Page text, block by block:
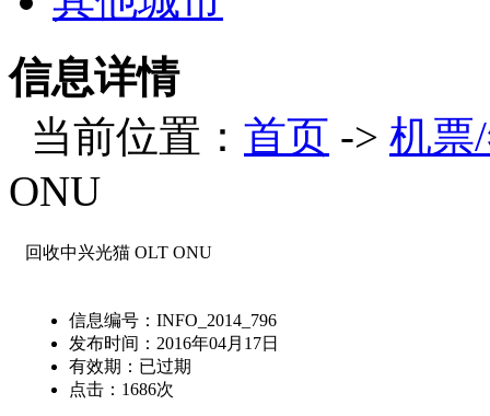
信息详情
当前位置： 首页 -> 机票
ONU
回收中兴光猫 OLT ONU
信息编号： INFO_2014_796
发布时间： 2016年04月17日
有效期： 已过期
点击： 1686次